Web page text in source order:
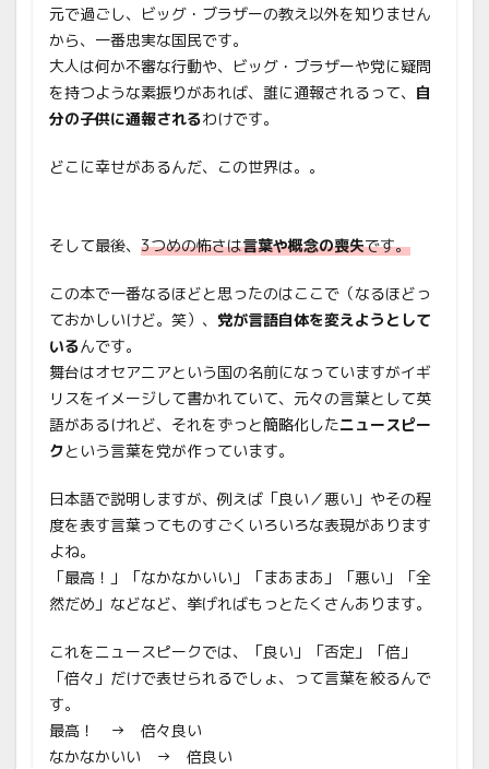
元で過ごし、ビッグ・ブラザーの教え以外を知りません
から、一番忠実な国民です。
大人は何か不審な行動や、ビッグ・ブラザーや党に疑問
を持つような素振りがあれば、誰に通報されるって、 自
分の子供に通報されるわけです。
どこに幸せがあるんだ、この世界は。。
そして最後、 3つめの怖さは言葉や概念の喪失です。
この本で一番なるほどと思ったのはここで（なるほどっ
ておかしいけど。笑）、 党が言語自体を変えようとして
いるんです。
舞台はオセアニアという国の名前になっていますがイギ
リスをイメージして書かれていて、元々の言葉として英
語があるけれど、それをずっと簡略化したニュースピー
ク という言葉を党が作っています。
日本語で説明しますが、例えば「良い／悪い」やその程
度を表す言葉ってものすごくいろいろな表現があります
よね。
「最高！」「なかなかいい」「まあまあ」「悪い」「全
然だめ」などなど、挙げればもっとたくさんあります。
これをニュースピークでは、「良い」「否定」「倍」
「倍々」だけで表せられるでしょ、って言葉を絞るんで
す。
最高！ → 倍々良い
なかなかいい → 倍良い